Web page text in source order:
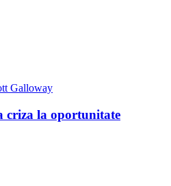
Galloway
criza la oportunitate